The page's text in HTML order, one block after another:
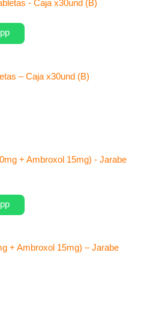
– Caja x30und (B)
+ Ambroxol 15mg) – Jarabe